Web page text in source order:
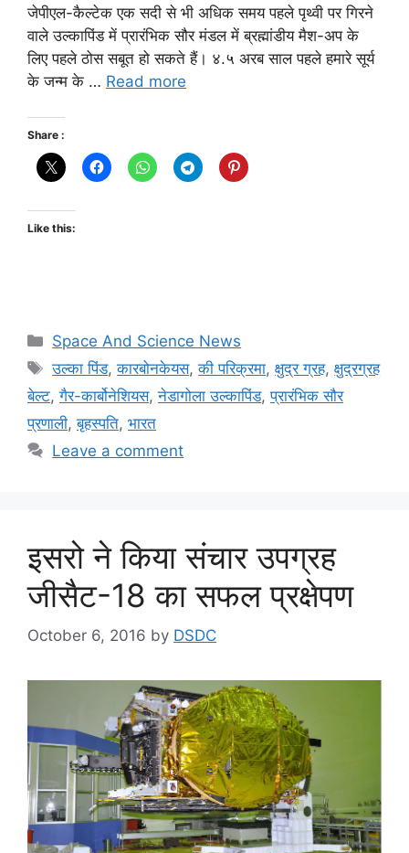
जेपीएल-कैल्टेक एक सदी से भी अधिक समय पहले पृथ्वी पर गिरने
वाले उल्कापिंड में प्रारंभिक सौर मंडल में ब्रह्मांडीय मैश-अप के
लिए पहले ठोस सबूत हो सकते हैं। ४.५ अरब साल पहले हमारे सूर्य
के जन्म के … Read more
Share :
Like this:
Space And Science News
उल्का पिंड,कारबोनकेयस,की परिक्रमा,क्षुद्र ग्रह,क्षुद्रग्रह
बेल्ट,गैर-कार्बोनेशियस,नेडागोला उल्कापिंड,प्रारंभिक सौर
प्रणाली,बृहस्पति, भारत
Leave a comment
इसरो ने किया संचार उपग्रह
जीसैट-18 का सफल प्रक्षेपण
October 6, 2016 by DSDC